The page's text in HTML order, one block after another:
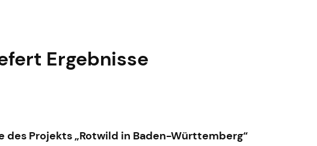
Ergebnisse
Projekts „Rotwild in Baden-Württemberg“